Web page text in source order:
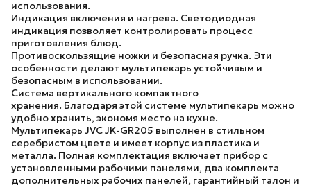
использования.
Индикация включения и нагрева. Светодиодная
индикация позволяет контролировать процесс
приготовления блюд.
Противоскользящие ножки и безопасная ручка. Эти
особенности делают мультипекарь устойчивым и
безопасным в использовании.
Система вертикального компактного
хранения. Благодаря этой системе мультипекарь можно
удобно хранить, экономя место на кухне.
Мультипекарь JVC JK-GR205 выполнен в стильном
серебристом цвете и имеет корпус из пластика и
металла. Полная комплектация включает прибор с
установленными рабочими панелями, два комплекта
дополнительных рабочих панелей, гарантийный талон и